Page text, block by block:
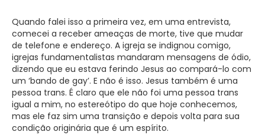
Quando falei isso a primeira vez, em uma entrevista,
comecei a receber ameaças de morte, tive que mudar
de telefone e endereço. A igreja se indignou comigo,
igrejas fundamentalistas mandaram mensagens de ódio,
dizendo que eu estava ferindo Jesus ao compará-lo com
um ‘bando de gay’. E não é isso. Jesus também é uma
pessoa trans. É claro que ele não foi uma pessoa trans
igual a mim, no estereótipo do que hoje conhecemos,
mas ele faz sim uma transição e depois volta para sua
condição originária que é um espírito.